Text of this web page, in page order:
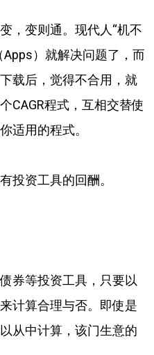
，变则通。现代人“机不
）就解决问题了，而
载后，觉得不合用，就
CAGR程式，互相交替使
适用的程式。
投资工具的回酬。
券等投资工具，只要以
计算合理与否。即使是
从中计算，该门生意的